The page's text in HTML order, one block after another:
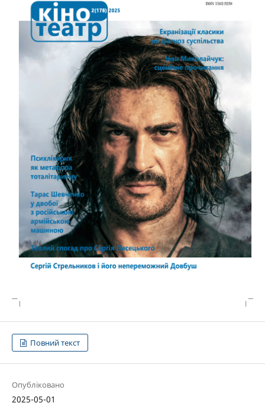
Повний текст
Опубліковано
2025-05-01